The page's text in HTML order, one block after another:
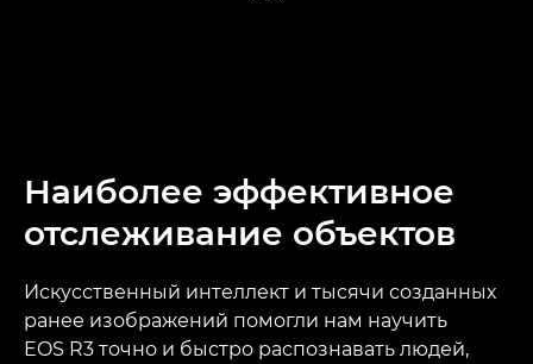
Наиболее эффективное
отслеживание объектов
Искусственный интеллект и тысячи созданных
ранее изображений помогли нам научить
EOS R3 точно и быстро распознавать людей,